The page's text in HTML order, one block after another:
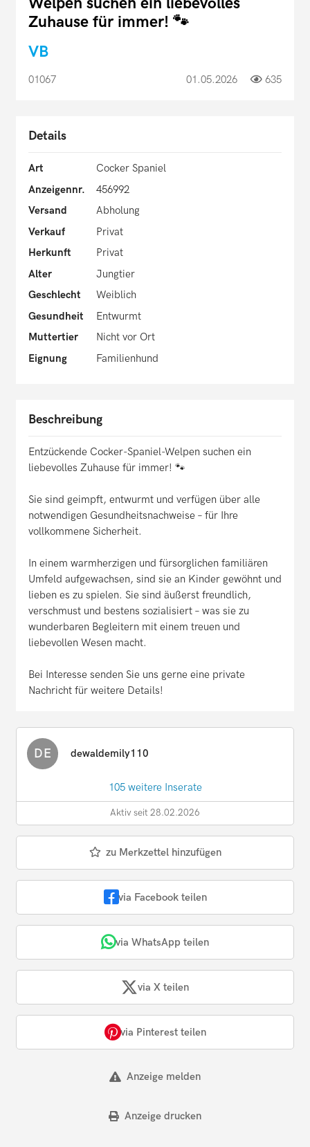
Zuhause für immer! 🐾
VB
01067 01.05.2026 635
Details
Art
Cocker Spaniel
Anzeigennr.
456992
Versand
Abholung
Verkauf
Privat
Herkunft
Privat
Alter
Jungtier
Geschlecht
Weiblich
Gesundheit
Entwurmt
Muttertier
Nicht vor Ort
Eignung
Familienhund
Beschreibung
Entzückende Cocker-Spaniel-Welpen suchen ein
liebevolles Zuhause für immer! 🐾
Sie sind geimpft, entwurmt und verfügen über alle
notwendigen Gesundheitsnachweise – für Ihre
vollkommene Sicherheit.
In einem warmherzigen und fürsorglichen familiären
Umfeld aufgewachsen, sind sie an Kinder gewöhnt und
lieben es zu spielen. Sie sind äußerst freundlich,
verschmust und bestens sozialisiert – was sie zu
wunderbaren Begleitern mit einem treuen und
liebevollen Wesen macht.
Bei Interesse senden Sie uns gerne eine private
Nachricht für weitere Details!
DE dewaldemily110
105 weitere Inserate
Aktiv seit 28.02.2026
zu Merkzettel hinzufügen
via Facebook teilen
via WhatsApp teilen
via X teilen
via Pinterest teilen
Anzeige melden
Anzeige drucken